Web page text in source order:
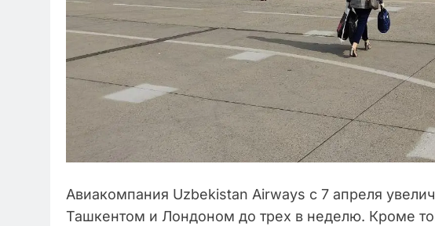
Авиакомпания Uzbekistan Airways с 7 апреля
Ташкентом и Лондоном до трех в неделю. Кроме